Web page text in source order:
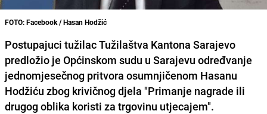
FOTO: Facebook / Hasan Hodžić
Postupajuci tužilacTužilaštva Kantona Sarajevo
predložio je Općinskom sudu u Sarajevu određvanje
jednomjesečnog pritvora osumnjičenom Hasanu
Hodžiću zbog krivičnog djela "Primanje nagrade ili
drugog oblika koristi za trgovinu utjecajem".